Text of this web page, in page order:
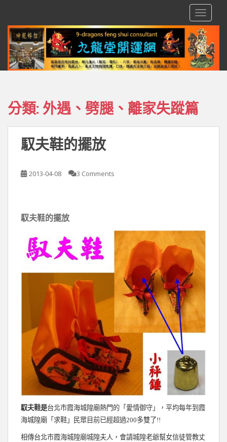
分類: 外遇、劈腿、離家失蹤篇
馭夫鞋的擺放
2013-04-08 3 Comments
馭夫鞋的擺放
馭夫鞋是台北市霞海城隍廟熱門的「愛情御守」，平均每年到霞
海城隍廟「求鞋」民眾目前已經超過200多雙了!!
相傳台北市霞海城隍廟城隍夫人，會請城隍老爺幫女信徒管教丈